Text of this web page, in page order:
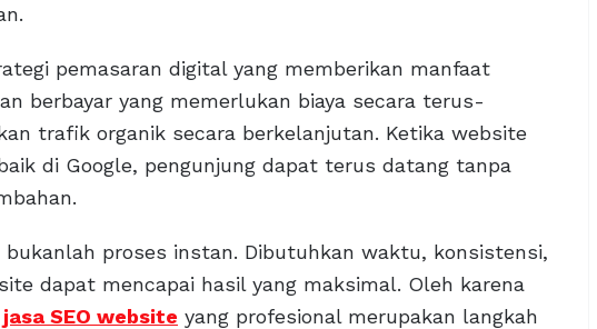
pemasaran digital yang memberikan manfaat
berbayar yang memerlukan biaya secara terus-
trafik organik secara berkelanjutan. Ketika website
di Google, pengunjung dapat terus datang tanpa
proses instan. Dibutuhkan waktu, konsistensi,
dapat mencapai hasil yang maksimal. Oleh karena
jasa SEO website yang profesional merupakan langkah